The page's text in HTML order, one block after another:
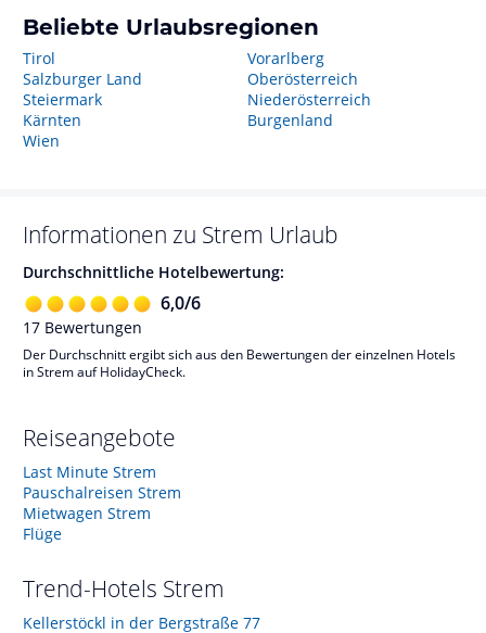
Beliebte Urlaubsregionen
Tirol
Salzburger Land
Steiermark
Kärnten
Wien
Vorarlberg
Oberösterreich
Niederösterreich
Burgenland
Informationen zu Strem Urlaub
Durchschnittliche Hotelbewertung:
6,0/6
17 Bewertungen
Der Durchschnitt ergibt sich aus den Bewertungen der einzelnen Hotels
in Strem auf HolidayCheck.
Reiseangebote
Last Minute Strem
Pauschalreisen Strem
Mietwagen Strem
Flüge
Trend-Hotels Strem
Kellerstöckl in der Bergstraße 77